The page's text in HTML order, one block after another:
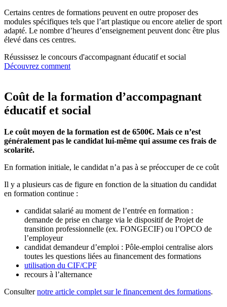
Certains centres de formations peuvent en outre proposer des
modules spécifiques tels que l’art plastique ou encore atelier de sport
adapté. Le nombre d’heures d’enseignement peuvent donc être plus
élevé dans ces centres.
Réussissez le concours d'accompagnant éducatif et social
Découvrez comment
Coût de la formation d’accompagnant
éducatif et social
Le coût moyen de la formation est de 6500€. Mais ce n’est
généralement pas le candidat lui-même qui assume ces frais de
scolarité.
En formation initiale, le candidat n’a pas à se préoccuper de ce coût
Il y a plusieurs cas de figure en fonction de la situation du candidat
en formation continue :
candidat salarié au moment de l’entrée en formation :
demande de prise en charge via le dispositif de Projet de
transition professionnelle (ex. FONGECIF) ou l’OPCO de
l’employeur
candidat demandeur d’emploi : Pôle-emploi centralise alors
toutes les questions liées au financement des formations
utilisation du CIF/CPF
recours à l’alternance
Consulternotre article complet sur le financement des formations.